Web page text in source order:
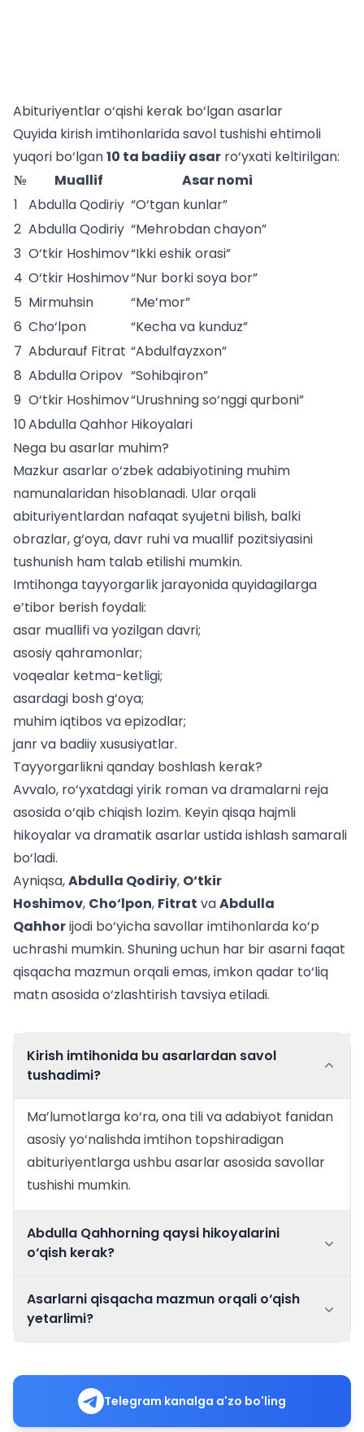
Abituriyentlar o‘qishi kerak bo‘lgan asarlar
Quyida kirish imtihonlarida savol tushishi ehtimoli
yuqori bo‘lgan10 ta badiiy asar ro‘yxati keltirilgan:
№
Muallif
Asar nomi
1
Abdulla Qodiriy “O‘tgan kunlar”
2 Abdulla Qodiriy “Mehrobdan chayon”
3 O‘tkir Hoshimov“Ikki eshik orasi”
4 O‘tkir Hoshimov“Nur borki soya bor”
5 Mirmuhsin
“Me’mor”
6 Cho‘lpon
“Kecha va kunduz”
7 Abdurauf Fitrat “Abdulfayzxon”
8 Abdulla Oripov “Sohibqiron”
9 O‘tkir Hoshimov“Urushning so‘nggi qurboni”
10Abdulla QahhorHikoyalari
Nega bu asarlar muhim?
Mazkurasarlar o‘zbek adabiyotining muhim
namunalaridan hisoblanadi. Ular orqali
abituriyentlardan nafaqat syujetni bilish, balki
obrazlar, g‘oya, davr ruhi va muallif pozitsiyasini
tushunish ham talab etilishi mumkin.
Imtihonga tayyorgarlikjarayonida quyidagilarga
e’tibor berish foydali:
asar muallifi va yozilgan davri;
asosiy qahramonlar;
voqealar ketma-ketligi;
asardagi bosh g‘oya;
muhim iqtibos va epizodlar;
janr va badiiy xususiyatlar.
Tayyorgarlikni qanday boshlash kerak?
Avvalo, ro‘yxatdagi yirik roman va dramalarni reja
asosida o‘qib chiqish lozim. Keyin qisqa hajmli
hikoyalar va dramatik asarlar ustida ishlash samarali
bo‘ladi.
Ayniqsa,Abdulla Qodiriy, O‘tkir
Hoshimov, Cho‘lpon, Fitrat vaAbdulla
Qahhorijodi bo‘yicha savollar imtihonlarda ko‘p
uchrashi mumkin. Shuning uchun har bir asarni faqat
qisqacha mazmun orqali emas, imkon qadar to‘liq
matn asosida o‘zlashtirish tavsiya etiladi.
Kirish imtihonida bu asarlardan savol
tushadimi?
Ma’lumotlarga ko‘ra, ona tili va adabiyot fanidan
asosiy yo‘nalishda imtihon topshiradigan
abituriyentlarga ushbu asarlar asosida savollar
tushishi mumkin.
Abdulla Qahhorning qaysi hikoyalarini
o‘qish kerak?
Asarlarni qisqacha mazmun orqali o‘qish
yetarlimi?
Telegram kanalga a'zo bo'ling